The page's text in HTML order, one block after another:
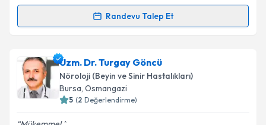
Kişisel verilerimin işlenmesine ilişkin
Metni'ni okudum ve kişisel verilerimin belirtilen
Takvim Talebini Gönder
Randevu Talep Et
Randevu Takvimi Talebi
Dr. Öğr. Üyesi Merve Korukcuiçin randevu takvimi
talebi oluşturun. Size bu uzmandan randevu almanız
için bir takvim hazırlandığında e-posta ile
bilgilendireceğiz.
E-posta Adresiniz
Uzm. Dr. Turgay Göncü
Nöroloji (Beyin ve Sinir Hastalıkları)
Bursa, Osmangazi
5 (2 Değerlendirme)